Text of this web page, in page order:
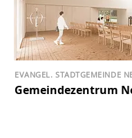
Gemeindezentrum
EVANGEL. STADTGEMEINDE